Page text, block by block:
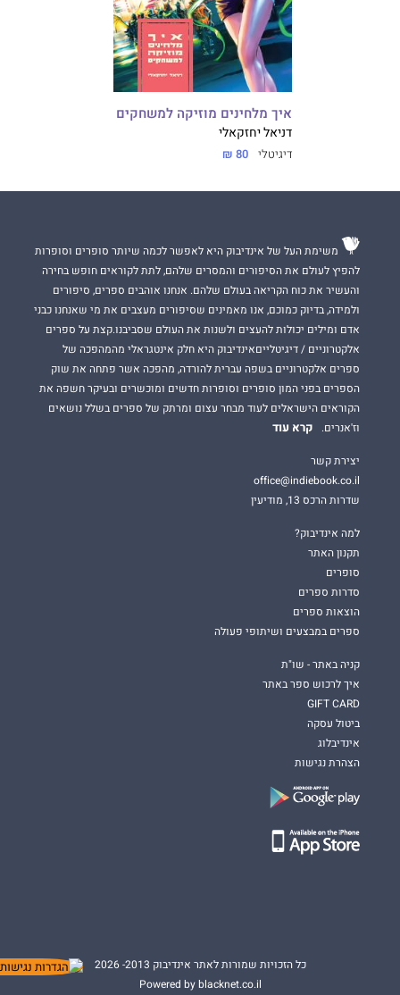
איך מלחינים מוזיקה למשחקים
דניאל יחזקאלי
דיגיטלי 80 ₪
משימת העל של אינדיבוק היא לאפשר לכמה שיותר סופרים וסופרות
להפיץ לעולם את הסיפורים והמסרים שלהם, לתת לקוראים חופש בחירה
והעשיר את כוח הקריאה בעולם שלהם. אנחנו אוהבים ספרים, סיפורים
ולמידה, בדיוק כמוכם, אנו מאמינים שסיפורים מעצבים את מי שאנחנו כבני
אדם ומילים יכולות להעצים ולשנות את העולם שסביבנו.קצת על ספרים
אלקטרוניים / דיגיטלייםאינדיבוק היא חלק אינטגראלי מהמהפכה של
ספרים אלקטרוניים בשפה עברית להורדה, מהפכה אשר פתחה את שוק
הספרים בפני המון סופרים וסופרות חדשים ומוכשרים ובעיקר חשפה את
הקוראים הישראלים לעוד מבחר עצום ומרתק של ספרים בשלל נושאים
וז'אנרים.
קרא עוד
יצירת קשר
office@indiebook.co.il
שדרות הרכס 13, מודיעין
למה אינדיבוק?
תקנון האתר
סופרים
סדרות ספרים
הוצאות ספרים
ספרים במבצעים ושיתופי פעולה
קניה באתר - שו"ת
איך לרכוש ספר באתר
GIFT CARD
ביטול עסקה
אינדיבלוג
הצהרת נגישות
כל הזכויות שמורות לאתר אינדיבוק 2013- 2026
Powered by blacknet.co.il